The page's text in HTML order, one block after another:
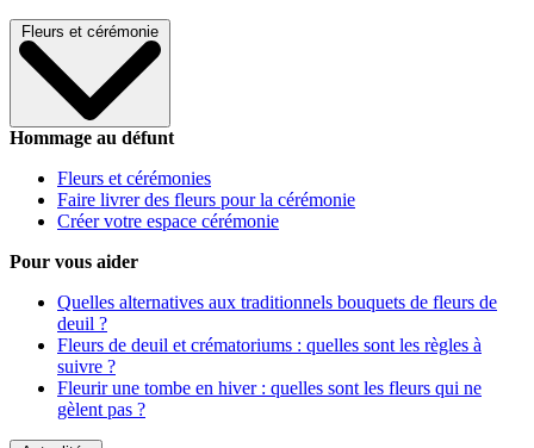
Fleurs et cérémonie
Hommage au défunt
Fleurs et cérémonies
Faire livrer des fleurs pour la cérémonie
Créer votre espace cérémonie
Pour vous aider
Quelles alternatives aux traditionnels bouquets de fleurs de
deuil ?
Fleurs de deuil et crématoriums : quelles sont les règles à
suivre ?
Fleurir une tombe en hiver : quelles sont les fleurs qui ne
gèlent pas ?